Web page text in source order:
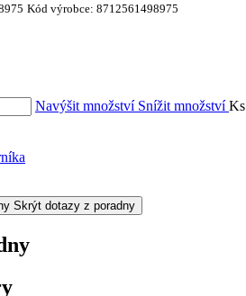
Kód výrobce: 8712561498975
Navýšit množství Snížit množstvíKs
Skrýt dotazy z poradny